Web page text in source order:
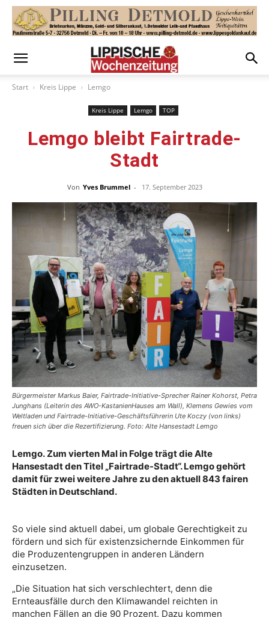
Start Kreis Lippe Lemgo
Kreis Lippe Lemgo TOP
Lemgo bleibt Fairtrade-
Stadt
Von Yves Brummel - 17. September 2023
Bürgermeister Markus Baier, Fairtrade-Initiative-Sprecher Rainer Kohorst, Petra
Junghans (Leiterin des AWO-KastanienHauses am Wall), Klemens Gewies vom
Weltladen und Fairtrade-Initiative-Geschäftsführerin Ute Koczy (von links)
freuen sich über die Rezertifizierung. Foto: Alte Hansestadt Lemgo
Lemgo. Zum vierten Mal in Folge trägt die Alte
Hansestadt den Titel „Fairtrade-Stadt“. Lemgo gehört
damit für zwei weitere Jahre zu den aktuell 843 fairen
Städten in Deutschland.
So viele sind aktuell dabei, um globale Gerechtigkeit zu
fördern und sich für existenzsichernde Einkommen für
die Produzentengruppen in anderen Ländern
einzusetzen.
„Die Situation hat sich verschlechtert, denn die
Ernteausfälle durch den Klimawandel reichten in
manchen Fällen an die 90 Prozent. Dazu kommen